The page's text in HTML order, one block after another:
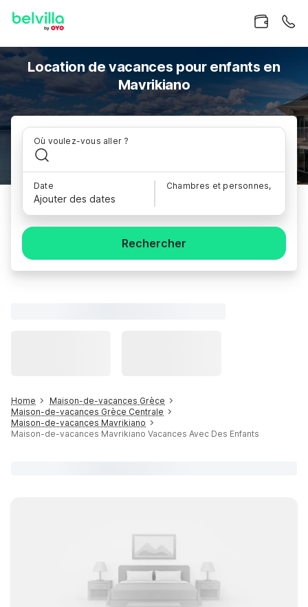
Location de vacances pour enfants en
Mavrikiano
Où voulez-vous aller ?
Date
Ajouter des dates
Chambres et personnes,
Rechercher
Home
Maison-de-vacances Grèce
Maison-de-vacances Grèce Centrale
Maison-de-vacances Mavrikiano
Maison-de-vacances Mavrikiano Vacances Avec Des Enfants